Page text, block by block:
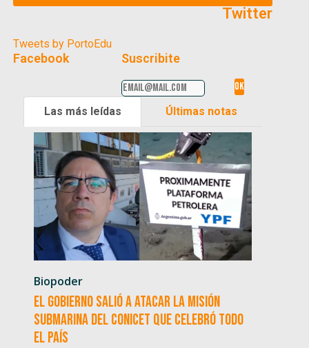
Twitter
Tweets by PortoEdu
Facebook Suscribite
Las más leídas Últimas notas
Biopoder
El Gobierno salió a atacar la misión
submarina del CONICET que celebró todo
el país